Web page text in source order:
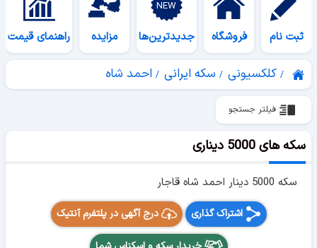
ثبت نام فروشگاه جدیدترین‌ها مزایده راهنمای قیمت
کلکسیونی سکه ایرانی احمد شاه
فیلتر جستجو
سکه های 5000 دیناری
سکه 5000 دینار احمد شاه قاجار
اشتراک گذاری درج آگهی در پلتفرم آنتیک